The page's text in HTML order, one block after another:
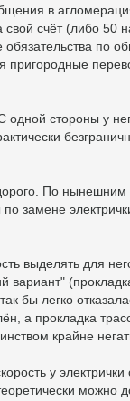
в
свой счёт (либо 50
обязательства
пригородные
одной стороны у
По нынешним
замене
выделять для
вариант"
бы легко
а прокладка
крайне
у
можно